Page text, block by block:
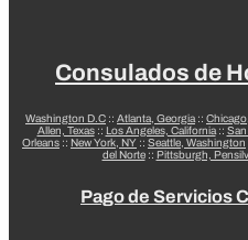
Consulados de
Washington D.C :: Atlanta, Georgia ::
Allen, Texas:: Los Angeles, California:: San
Orleans :: New York, NY :: Seattle, Washington
del Norte:: Pittsburgh,
Pago de Servicios